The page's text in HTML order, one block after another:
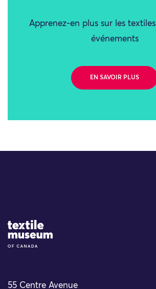
Apprenez-en plus sur les
événements
EN SAVOIR PLUS
Site Logo
55 Centre Avenue